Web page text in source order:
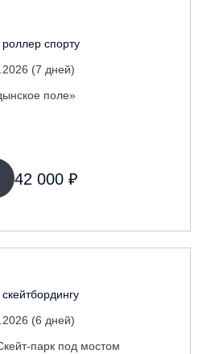
спорту
(7 дней)
поле»
42 000 ₽
(6 дней)
парк под мостом